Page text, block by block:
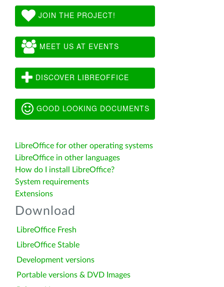
JOIN THE PROJECT!
MEET US AT EVENTS
DISCOVER LIBREOFFICE
GOOD LOOKING DOCUMENTS
LibreOffice for other operating systems
LibreOffice in other languages
How do I install LibreOffice?
System requirements
Extensions
Download
LibreOffice Fresh
LibreOffice Stable
Development versions
Portable versions & DVD Images